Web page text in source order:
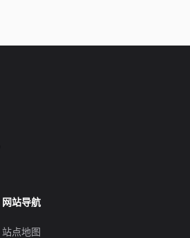
网站导航
站点地图